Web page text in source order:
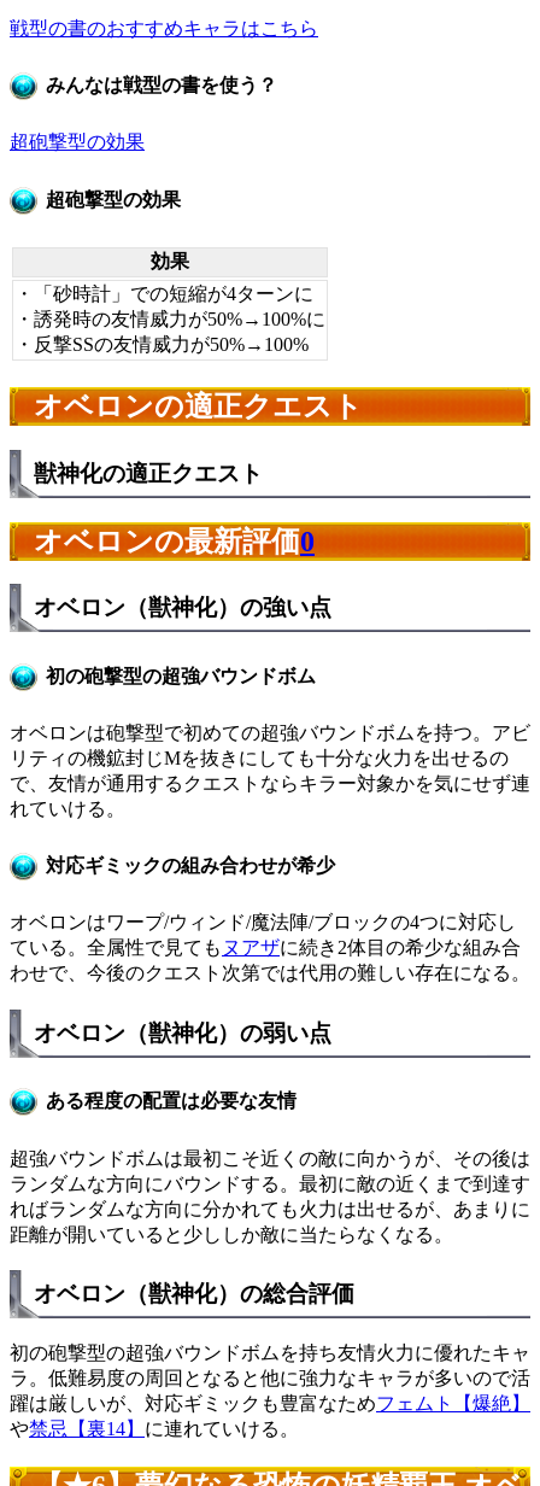
戦型の書のおすすめキャラはこちら
みんなは戦型の書を使う？
超砲撃型の効果
超砲撃型の効果
効果
・「砂時計」での短縮が4ターンに
・誘発時の友情威力が50%→100%に
・反撃SSの友情威力が50%→100%
オベロンの適正クエスト
獣神化の適正クエスト
オベロンの最新評価0
オベロン（獣神化）の強い点
初の砲撃型の超強バウンドボム
オベロンは砲撃型で初めての超強バウンドボムを持つ。アビ
リティの機鉱封じMを抜きにしても十分な火力を出せるの
で、友情が通用するクエストならキラー対象かを気にせず連
れていける。
対応ギミックの組み合わせが希少
オベロンはワープ/ウィンド/魔法陣/ブロックの4つに対応し
ている。全属性で見ても ヌアザに続き2体目の希少な組み合
わせで、今後のクエスト次第では代用の難しい存在になる。
オベロン（獣神化）の弱い点
ある程度の配置は必要な友情
超強バウンドボムは最初こそ近くの敵に向かうが、その後は
ランダムな方向にバウンドする。最初に敵の近くまで到達す
ればランダムな方向に分かれても火力は出せるが、あまりに
距離が開いていると少ししか敵に当たらなくなる。
オベロン（獣神化）の総合評価
初の砲撃型の超強バウンドボムを持ち友情火力に優れたキャ
ラ。低難易度の周回となると他に強力なキャラが多いので活
躍は厳しいが、対応ギミックも豊富なためフェムト【爆絶】
や禁忌【裏14】 に連れていける。